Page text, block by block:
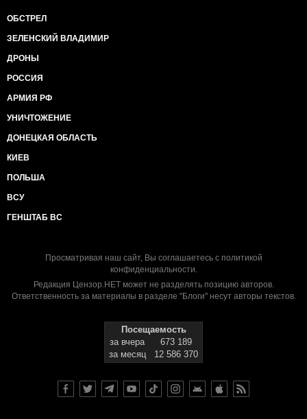
ОБСТРЕЛ
ЗЕЛЕНСКИЙ ВЛАДИМИР
ДРОНЫ
РОССИЯ
АРМИЯ РФ
УНИЧТОЖЕНИЕ
ДОНЕЦКАЯ ОБЛАСТЬ
КИЕВ
ПОЛЬША
ВСУ
ГЕНШТАБ ВС
Просматривая наш сайт, Вы соглашаетесь с политикой
конфиденциальности.
Редакция Цензор.НЕТ может не разделять позицию авторов.
Ответственность за материалы в разделе "Блоги" несут авторы текстов.
Посещаемость
за вчера
673 189
за месяц
12 586 370